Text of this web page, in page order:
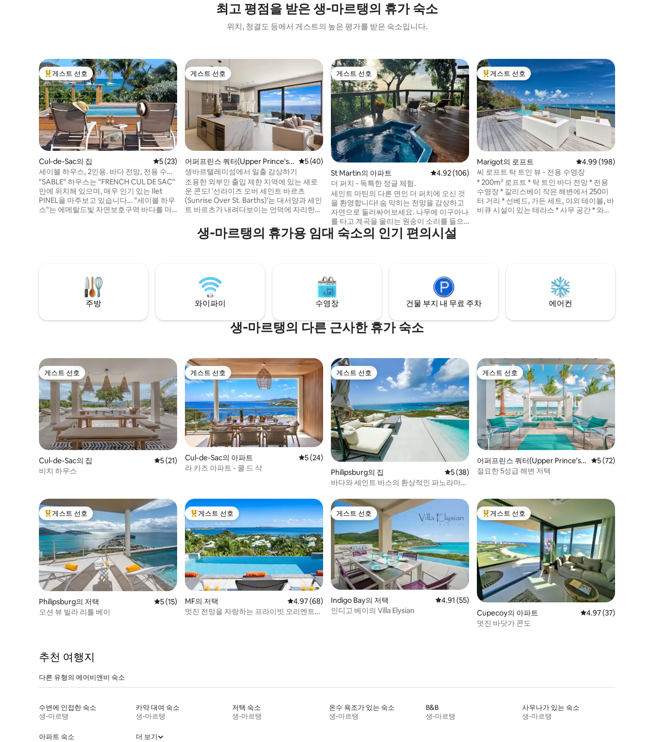
최고 평점을 받은 생-마르탱의 휴가 숙소
위치, 청결도 등에서 게스트의 높은 평가를 받은 숙소입니다.
상위 게스트 선호
게스트 선호
Cul-de-Sac의 집 평점 5점(5점 만점), 후기 23개
5 (23)
세이블 하우스, 2인용. 바다 전망, 전용 수영
장.
"SABLE" 하우스는 "FRENCH CUL DE SAC"
만에 위치해 있으며, 매우 인기 있는 Ilet
PINEL을 마주보고 있습니다... "세이블 하우
스"는 에메랄드빛 자연보호구역 바다를 마
형적인 마을인 그랑 카세와 아주 가깝습니
게스트 선호
게스트 선호
어퍼프린스 쿼터(Upper Prince's
Quarter)의 집
평점 5점(5점 만점), 후기 40개
5 (40)
생바르텔레미섬에서 일출 감상하기
조용한 외부인 출입 제한 지역에 있는 새로
운 콘도! '선라이즈 오버 세인트 바르츠
(Sunrise Over St. Barths)'는 대서양과 세인
트 바르츠가 내려다보이는 언덕에 자리한
개가 있는 마스터 침실 2개, 시설이 완비된
주방이 있는 거실, 외부 테라스, 세탁 공간으
니다.
게스트 선호
게스트 선호
St Martin의 아파트 평점 4.92점(5점 만점), 후기 106개
4.92 (106)
더 퍼치 - 독특한 정글 체험.
세인트 마틴의 다른 면인 더 퍼치에 오신 것
을 환영합니다! 숨 막히는 전망을 감상하고
자연으로 둘러싸어보세요. 나무에 이구아나
를 타고 계곡을 울리는 원숭이 소리를 들으
며 독특한 경험을 할 수 있습니다. 이 전용 숙
소는 자연 애호가들의 천국으로, 해변에서
*파티 금지 소셜 미디어: #
theparadisepeak
상위 게스트 선호
게스트 선호
Marigot의 로프트 평점 4.99점(5점 만점),
4.99 (198)
씨 로프트 탁 트인 뷰 - 전용 수영장
* 200m² 로프트 * 탁 트인 바다 전망 * 전용
수영장 * 갈리스베이 작은 해변에서 250미
터 거리 * 선베드, 가든 세트, 야외 테이블, 바
비큐 시설이 있는 테라스 * 사무 공간 * 와이
생-마르탱의 휴가용 임대 숙소의 인기 편의시설
주방 와이파이 수영장 건물 부지 내 무료 주차 에어컨
생-마르탱의 다른 근사한 휴가 숙소
게스트 선호
게스트 선호
Cul-de-Sac의 집 평점 5점(5점 만점), 후기 21개
5 (21)
비치 하우스
게스트 선호
게스트 선호
Cul-de-Sac의 아파트 평점 5점(5점 만점), 후기 24개
5 (24)
라 카즈 아파트 - 쿨 드 삭
게스트 선호
게스트 선호
Philipsburg의 집 평점 5점(5점 만점), 후기 38개
5 (38)
바다와 세인트 바스의 환상적인 파노라마
게스트 선호
게스트 선호
어퍼프린스 쿼터(Upper Prince's
Quarter)의 저택
평점 5점(5점 만점
5 (72)
절묘한 5성급 해변 저택
상위 게스트 선호
게스트 선호
Philipsburg의 저택 평점 5점(5점 만점), 후기 15개
5 (15)
오션 뷰 빌라 리틀 베이
상위 게스트 선호
게스트 선호
MF의 저택 평점 4.97점(5점 만점), 후기 68개
4.97 (68)
멋진 전망을 자랑하는 프라이빗 오리엔트
게스트 선호
게스트 선호
Indigo Bay의 저택 평점 4.91점(5점 만점), 후기 55개
4.91 (55)
인디고 베이의 Villa Elysian
상위 게스트 선호
게스트 선호
Cupecoy의 아파트 평점 4.97점(5점 만점
4.97 (37)
멋진 바닷가 콘도
추천 여행지
다른 유형의 에어비앤비 숙소
수변에 인접한 숙소
생-마르탱
카약 대여 숙소
생-마르탱
저택 숙소
생-마르탱
온수 욕조가 있는 숙소
생-마르탱
B&B
생-마르탱
사우나가 있는 숙소
생-마르탱
아파트 숙소
더 보기